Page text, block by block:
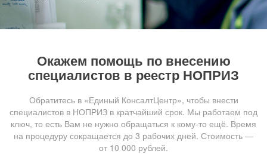
Окажем помощь по внесению
специалистов в реестр НОПРИЗ
Обратитесь в «Единый КонсалтЦентр», чтобы внести
специалистов в НОПРИЗ в кратчайший срок. Мы работаем под
ключ, то есть Вам не нужно обращаться к кому-то ещё. Время
на процедуру сокращается до 3 рабочих дней. Стоимость —
от 10 000 рублей.